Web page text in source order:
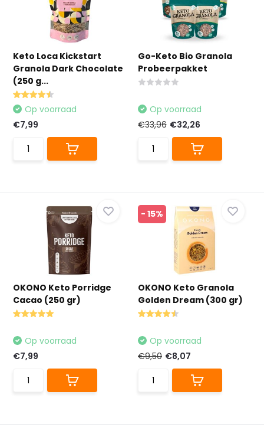
Keto Loca Kickstart
Granola Dark Chocolate
(250 g...
Op voorraad
€7,99
Go-Keto Bio Granola
Probeerpakket
Op voorraad
€33,96 €32,26
OKONO Keto Porridge
Cacao (250 gr)
Op voorraad
€7,99
- 15%
OKONO Keto Granola
Golden Dream (300 gr)
Op voorraad
€9,50 €8,07